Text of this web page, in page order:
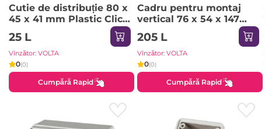
Cutie de distribuție 80 x
45 x 41 mm Plastic Click
ORNO
25 L
Vînzător: VOLTA
0(0)
Cumpără Rapid
Cadru pentru montaj
vertical 76 x 54 x 147
mm Plastic Mureva
Schneider-Electric
205 L
Vînzător: VOLTA
0(0)
Cumpără Rapid